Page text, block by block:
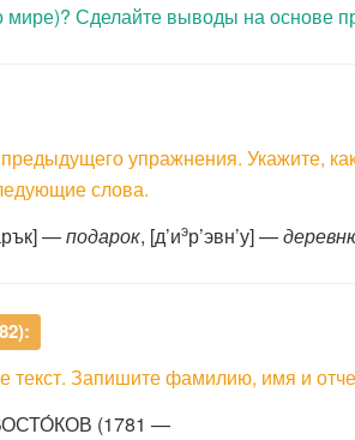
Сделайте выводы на основе
упражнения. Укажите,
слова.
—подарок, [д’иэр’эвн’у] —
текст. Запишите фамилию, имя и
(1781 —